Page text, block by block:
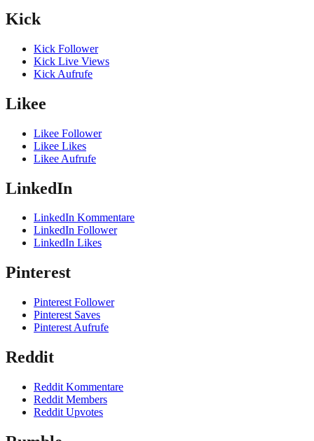
Kick
Kick Follower
Kick Live Views
Kick Aufrufe
Likee
Likee Follower
Likee Likes
Likee Aufrufe
LinkedIn
LinkedIn Kommentare
LinkedIn Follower
LinkedIn Likes
Pinterest
Pinterest Follower
Pinterest Saves
Pinterest Aufrufe
Reddit
Reddit Kommentare
Reddit Members
Reddit Upvotes